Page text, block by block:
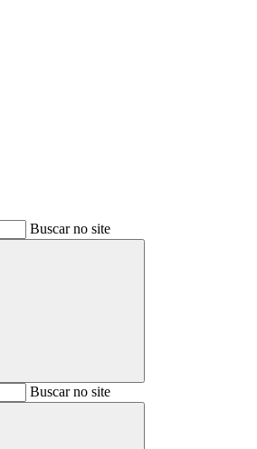
Buscar no site
BuscarBuscar no site